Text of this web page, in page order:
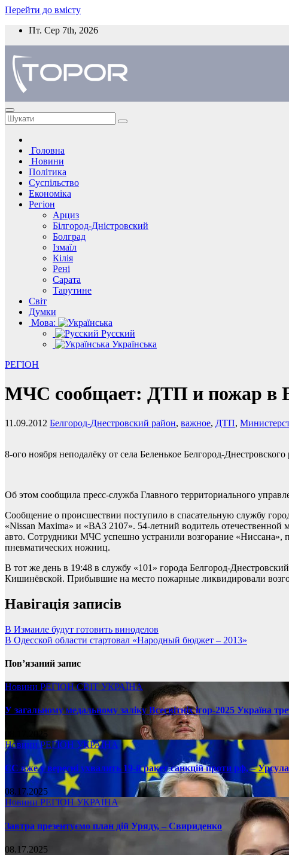
Перейти до вмісту
Пт. Сер 7th, 2026
Головна
Новини
Політика
Суспільство
Економіка
Регіон
Арциз
Білгород-Дністровский
Болград
Ізмаїл
Кілія
Рені
Сарата
Тарутине
Світ
Думки
Мова:
Русский
Українська
РЕГІОН
МЧС сообщает: ДТП и пожар в
11.09.2012 Белгород-Днестровский район, важное, ДТП,
8-ого ноября неподалёку от села Беленькое Белгород-
Об этом сообщила пресс-служба Главного территориального
Сообщение о происшествии поступило в спасательную службу
«Nissan Maxima» и «ВАЗ 2107». 54-летний водитель
авто. Сотрудники МЧС успешно устранили возгорание «Ниссана»,
пневматических ножниц.
В тот же день в 19:48 в службу «101» города Белгород-
Кишинёвской. Прибывшие на место пожарные ликвидировали
Навігація записів
В Измаиле будут готовить виноделов
В Одесской области стартовал «Народный бюджет – 2013»
Пов’язаний запис
Новини РЕГІОНСВІТ УКРАЇНА
У загальному медальному заліку Всесвітніх ігор-2025 Україна
08.17.2025
НовиниРЕГІОН УКРАЇНА
ЄС вже у вересні ухвалить 19-й ракет санкцій проти рф, –
08.17.2025
Новини РЕГІОН УКРАЇНА
Завтра презентуємо план дій Уряду, – Свириденко
08.17.2025